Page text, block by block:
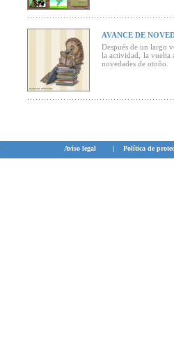
AVANCE DE
Después de un largo
la actividad, la vuelta
novedades de otoño.
Aviso legal | Política de